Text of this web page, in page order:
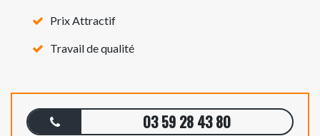
Prix Attractif
Travail de qualité
03 59 28 43 80